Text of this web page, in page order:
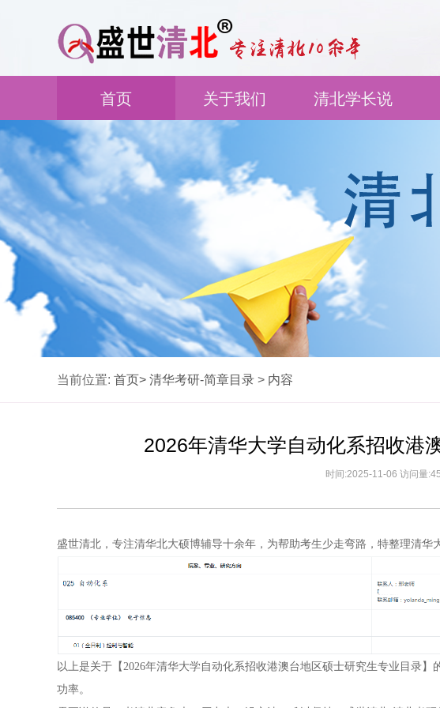
首页 关于我们 清北学长说
当前位置: 首页> 清华考研-简章目录 > 内容
2026年清华大学自动化系招收港
时间:2025-11-06 访问量
盛世清北，专注清华北大硕博辅导十余年，为帮助考生少走弯路，特整理清华
以上是关于【2026年清华大学自动化系招收港澳台地区硕士研究生专业目录
功率。